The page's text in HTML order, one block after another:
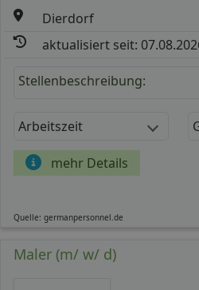
Dierdorf
aktualisiert seit:
Stellenbeschreibung:
Arbeitszeit
mehr Details
Quelle: germanpersonnel.de
Maler (m/ w/ d)